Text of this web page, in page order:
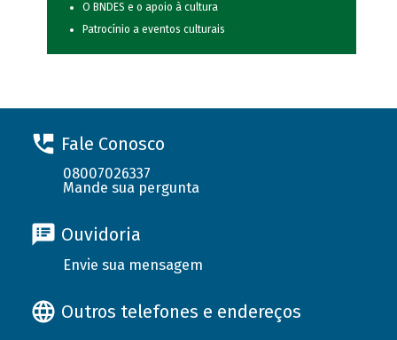
O BNDES e o apoio à cultura
Patrocínio a eventos culturais
Fale Conosco
08007026337
Mande sua pergunta
Ouvidoria
Envie sua mensagem
Outros telefones e endereços